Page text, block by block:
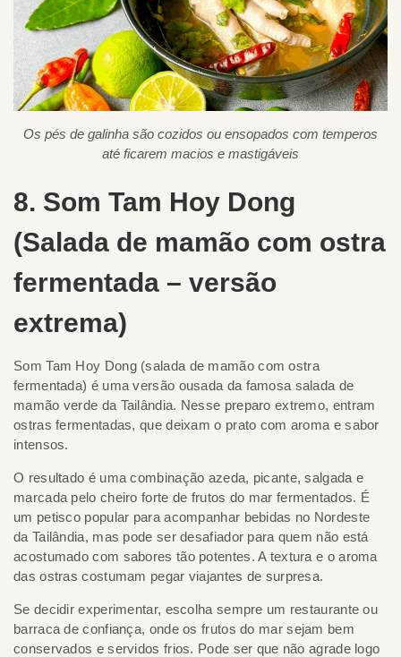
Os pés de galinha são cozidos ou ensopados com temperos
até ficarem macios e mastigáveis
8. Som Tam Hoy Dong
(Salada de mamão com ostra
fermentada – versão
extrema)
Som Tam Hoy Dong (salada de mamão com ostra
fermentada) é uma versão ousada da famosa salada de
mamão verde da Tailândia. Nesse preparo extremo, entram
ostras fermentadas, que deixam o prato com aroma e sabor
intensos.
O resultado é uma combinação azeda, picante, salgada e
marcada pelo cheiro forte de frutos do mar fermentados. É
um petisco popular para acompanhar bebidas no Nordeste
da Tailândia, mas pode ser desafiador para quem não está
acostumado com sabores tão potentes. A textura e o aroma
das ostras costumam pegar viajantes de surpresa.
Se decidir experimentar, escolha sempre um restaurante ou
barraca de confiança, onde os frutos do mar sejam bem
conservados e servidos frios. Pode ser que não agrade logo